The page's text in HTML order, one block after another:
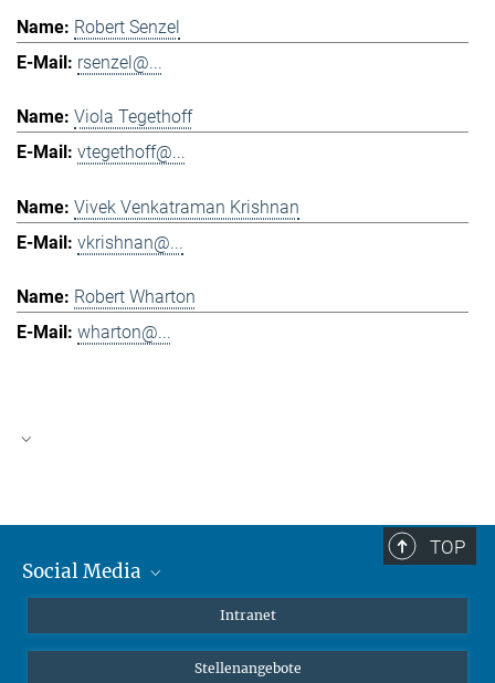
Robert Senzel
rsenzel@...
Viola Tegethoff
vtegethoff@...
Vivek Venkatraman Krishnan
vkrishnan@...
Robert Wharton
wharton@...
TOP
Social Media
Instagram
Intranet
Stellenangebote